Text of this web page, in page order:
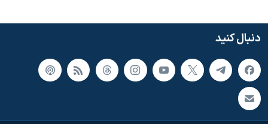
دنبال کنید